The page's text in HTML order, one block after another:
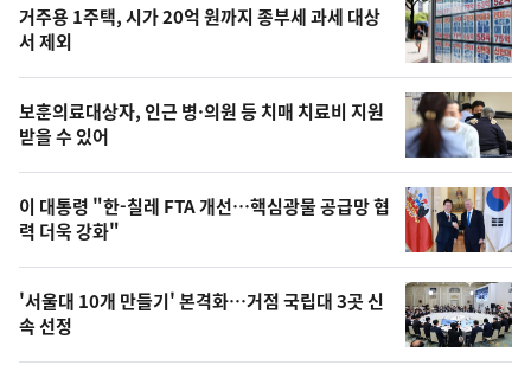
늘
의
영
상
오
늘
의
사
진
거주용 1주택, 시가 20억 원까지 종부세 과세 대상
서 제외
보훈의료대상자, 인근 병·의원 등 치매 치료비 지원
받을 수 있어
이 대통령 "한-칠레 FTA 개선…핵심광물 공급망 협
력 더욱 강화"
'서울대 10개 만들기' 본격화…거점 국립대 3곳 신
속 선정